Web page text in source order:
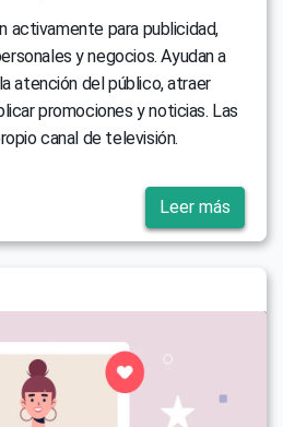
activamente para publicidad,
y negocios. Ayudan a
atención del público, atraer
promociones y noticias. Las
canal de televisión.
Leer más